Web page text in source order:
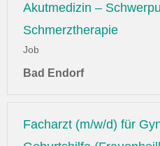
Akutmedizin –
Schmerztherapie
Job
Bad Endorf
Facharzt (m/w/d) für